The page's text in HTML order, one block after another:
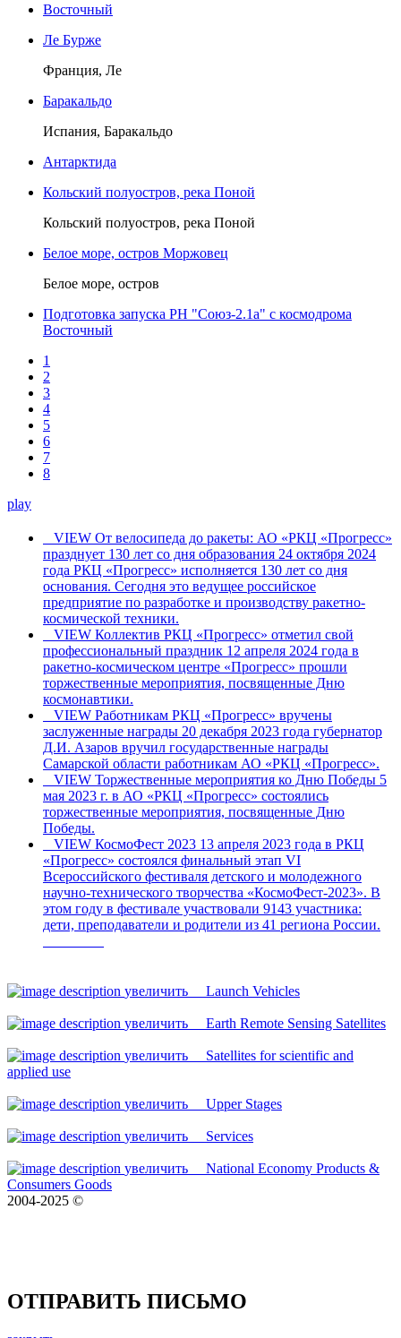
Восточный
Ле Бурже
Франция, Ле
Баракальдо
Испания, Баракальдо
Антарктида
Кольский полуостров, река Поной
Кольский полуостров, река Поной
Белое море, остров Моржовец
Белое море, остров
Подготовка запуска РН "Союз-2.1а" с космодрома
Восточный
1
2
3
4
5
6
7
8
play
VIEW От велосипеда до ракеты: АО «РКЦ «Прогресс»
празднует 130 лет со дня образования 24 октября 2024
года РКЦ «Прогресс» исполняется 130 лет со дня
основания. Сегодня это ведущее российское
предприятие по разработке и производству ракетно-
космической техники.
VIEW Коллектив РКЦ «Прогресс» отметил свой
профессиональный праздник 12 апреля 2024 года в
ракетно-космическом центре «Прогресс» прошли
торжественные мероприятия, посвященные Дню
космонавтики.
VIEW Работникам РКЦ «Прогресс» вручены
заслуженные награды 20 декабря 2023 года губернатор
Д.И. Азаров вручил государственные награды
Самарской области работникам АО «РКЦ «Прогресс».
VIEW Торжественные мероприятия ко Дню Победы 5
мая 2023 г. в АО «РКЦ «Прогресс» состоялись
торжественные мероприятия, посвященные Дню
Победы.
VIEW КосмоФест 2023 13 апреля 2023 года в РКЦ
«Прогресс» состоялся финальный этап VI
Всероссийского фестиваля детского и молодежного
научно-технического творчества «КосмоФест-2023». В
этом году в фестивале участвовали 9143 участника:
дети, преподаватели и родители из 41 региона России.
увеличить Launch Vehicles
увеличить Earth Remote Sensing Satellites
увеличить
Satellites for scientific and
applied use
увеличить Upper Stages
увеличить Services
увеличить
National Economy Products &
Consumers Goods
2004-2025 ©
ОТПРАВИТЬ ПИСЬМО